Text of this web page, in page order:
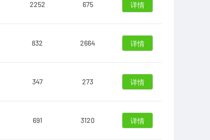
2252 675 详情
832 2664 详情
347 273 详情
691 3120 详情